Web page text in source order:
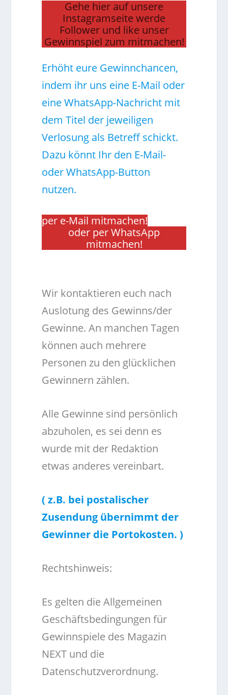
Gehe hier auf unsere
Instagramseite werde
Follower und like unser
Gewinnspiel zum mitmachen!
Erhöht eure Gewinnchancen,
indem ihr uns eine E-Mail oder
eine WhatsApp-Nachricht mit
dem Titel der jeweiligen
Verlosung als Betreff schickt.
Dazu könnt Ihr den E-Mail-
oder WhatsApp-Button
nutzen.
per e-Mail mitmachen!
oder per WhatsApp
mitmachen!
Wir kontaktieren euch nach
Auslotung des Gewinns/der
Gewinne. An manchen Tagen
können auch mehrere
Personen zu den glücklichen
Gewinnern zählen.
Alle Gewinne sind persönlich
abzuholen, es sei denn es
wurde mit der Redaktion
etwas anderes vereinbart.
( z.B. bei postalischer
Zusendung übernimmt der
Gewinner die Portokosten. )
Rechtshinweis:
Es gelten die Allgemeinen
Geschäftsbedingungen für
Gewinnspiele des Magazin
NEXT und die
Datenschutzverordnung.